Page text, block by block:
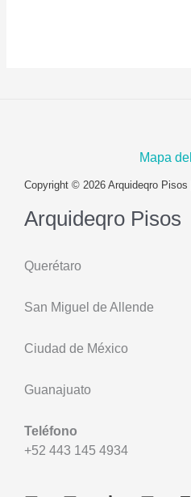
Mapa
Copyright © 2026 Arquideqro
Arquideqro Pisos
Querétaro
San Miguel de Allende
Ciudad de México
Guanajuato
Teléfono
+52 443 145 4934